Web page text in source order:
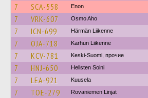
7 SCA-558 Enon
7 VRK-607 Osmo Aho
7 ICN-699 Härmän Liikenne
7 OJA-718 Karhun Liikenne
7 KCV-781 Keski-Suomi, прочие
7 HNJ-650 Hellsten Soini
7 LEA-921 Kuusela
7 TOE-279 Rovaniemen Linjat